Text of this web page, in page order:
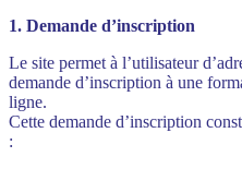
1. Demande d’inscription
Le site permet à l’utilisateur
demande d’inscription à une
ligne.
Cette demande d’inscription
: